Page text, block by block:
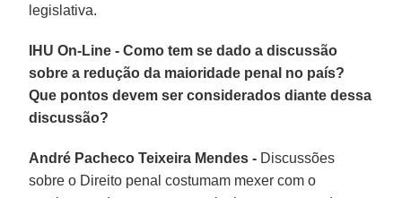
legislativa.
IHU On-Line - Como tem se dado a discussão
sobre a redução da maioridade penal no país?
Que pontos devem ser considerados diante dessa
discussão?
André Pacheco Teixeira Mendes - Discussões
sobre o Direito penal costumam mexer com o